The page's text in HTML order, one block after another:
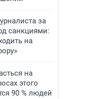
за
санкциями:
на
на
этого
90 % людей